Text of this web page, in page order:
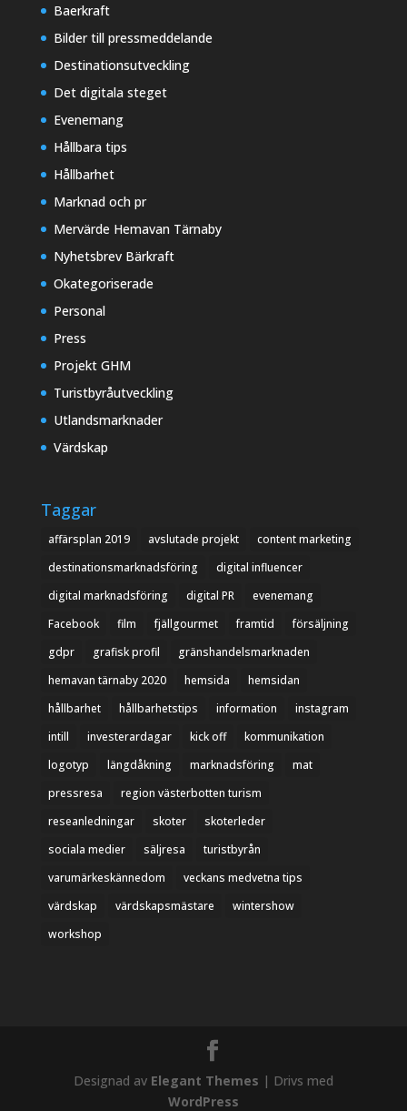
Baerkraft
Bilder till pressmeddelande
Destinationsutveckling
Det digitala steget
Evenemang
Hållbara tips
Hållbarhet
Marknad och pr
Mervärde Hemavan Tärnaby
Nyhetsbrev Bärkraft
Okategoriserade
Personal
Press
Projekt GHM
Turistbyråutveckling
Utlandsmarknader
Värdskap
Taggar
affärsplan 2019 avslutade projekt
content marketing
destinationsmarknadsföring
digital influencer
digital marknadsföring
digital PR
evenemang
Facebook
film fjällgourmet framtid
försäljning
gdpr
grafisk profil
gränshandelsmarknaden
hemavan tärnaby 2020
hemsida
hemsidan
hållbarhet
hållbarhetstips information
instagram
intill
investerardagar kick off
kommunikation
logotyp
längdåkning marknadsföring
mat
pressresa
region västerbotten turism
reseanledningar
skoter
skoterleder
sociala medier
säljresa
turistbyrån
varumärkeskännedom
veckans medvetna tips
värdskap
värdskapsmästare
wintershow
workshop
Designad av Elegant Themes | Drivs med
WordPress